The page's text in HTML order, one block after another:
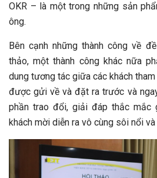
OKR – là một trong những sản
ông.
Bên cạnh những thành công về
thảo, một thành công khác nữa
dung tương tác giữa các khách
được gửi về và đặt ra trước và
phần trao đổi, giải đáp thắc mắc
khách mời diễn ra vô cùng sôi nổi